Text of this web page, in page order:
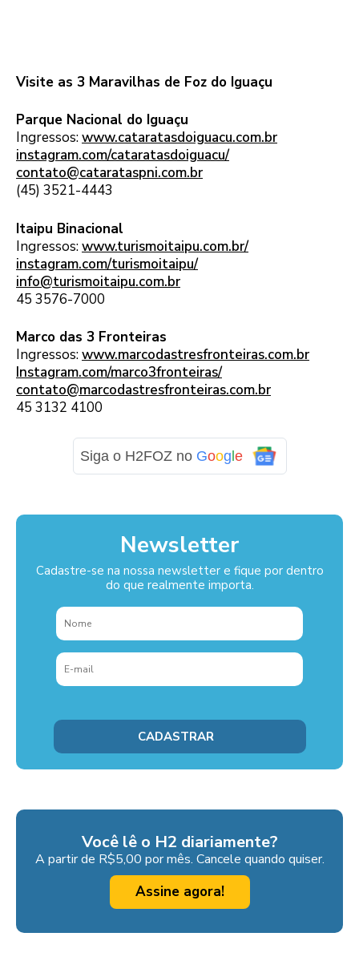
Visite as 3 Maravilhas de Foz do Iguaçu
Parque Nacional do Iguaçu
Ingressos:www.cataratasdoiguacu.com.br
instagram.com/cataratasdoiguacu/
contato@catarataspni.com.br
(45) 3521-4443
Itaipu Binacional
Ingressos:www.turismoitaipu.com.br/
instagram.com/turismoitaipu/
info@turismoitaipu.com.br
45 3576-7000
Marco das 3 Fronteiras
Ingressos:www.marcodastresfronteiras.com.br
Instagram.com/marco3fronteiras/
contato@marcodastresfronteiras.com.br
45 3132 4100
Siga o H2FOZ no Google
Newsletter
Cadastre-se na nossa newsletter e fique por dentro
do que realmente importa.
Você lê o H2 diariamente?
A partir de R$5,00 por mês. Cancele quando quiser.
Assine agora!